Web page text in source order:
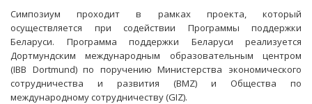
Симпозиум проходит в рамках проекта, который
осуществляется при содействии Программы поддержки
Беларуси. Программа поддержки Беларуси реализуется
Дортмундским международным образовательным центром
(IBB Dortmund) по поручению Министерства экономического
сотрудничества и развития (BMZ) и Общества по
международному сотрудничеству (GIZ).